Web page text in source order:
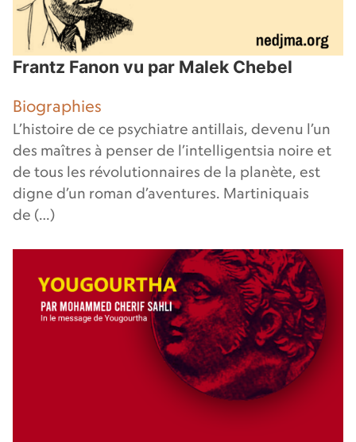
Frantz Fanon vu par Malek Chebel
Biographies
L’histoire de ce psychiatre antillais, devenu l’un
des maîtres à penser de l’intelligentsia noire et
de tous les révolutionnaires de la planète, est
digne d’un roman d’aventures. Martiniquais
de (…)